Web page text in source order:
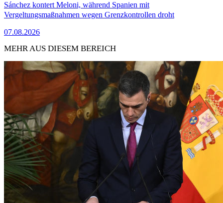
Sánchez kontert Meloni, während Spanien mit
Vergeltungsmaßnahmen wegen Grenzkontrollen droht
07.08.2026
MEHR AUS DIESEM BEREICH